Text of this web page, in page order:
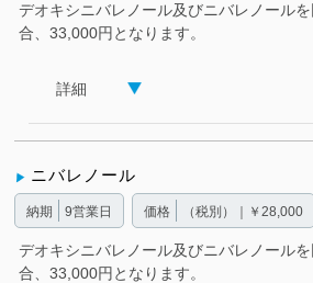
デオキシニバレノール及びニバレノール
合、33,000円となります。
詳細
ニバレノール
納期 9営業日 価格 （税別）｜￥28,000
デオキシニバレノール及びニバレノール
合、33,000円となります。